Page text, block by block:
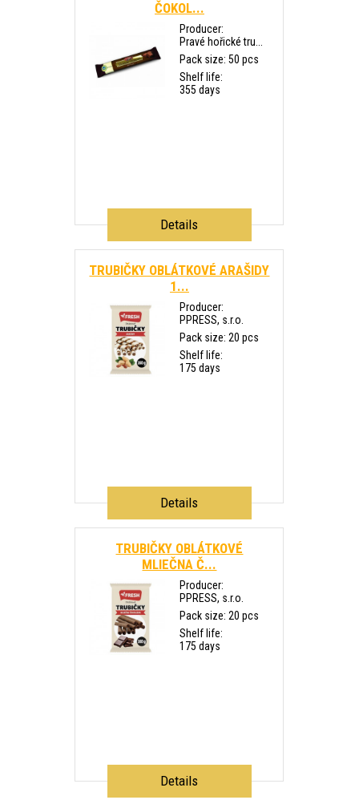
ČOKOL...
Producer:
Pravé hořické tru...
Pack size: 50 pcs
Shelf life:
355 days
Details
TRUBIČKY OBLÁTKOVÉ ARAŠIDY
1...
Producer:
PPRESS, s.r.o.
Pack size: 20 pcs
Shelf life:
175 days
Details
TRUBIČKY OBLÁTKOVÉ
MLIEČNA Č...
Producer:
PPRESS, s.r.o.
Pack size: 20 pcs
Shelf life:
175 days
Details